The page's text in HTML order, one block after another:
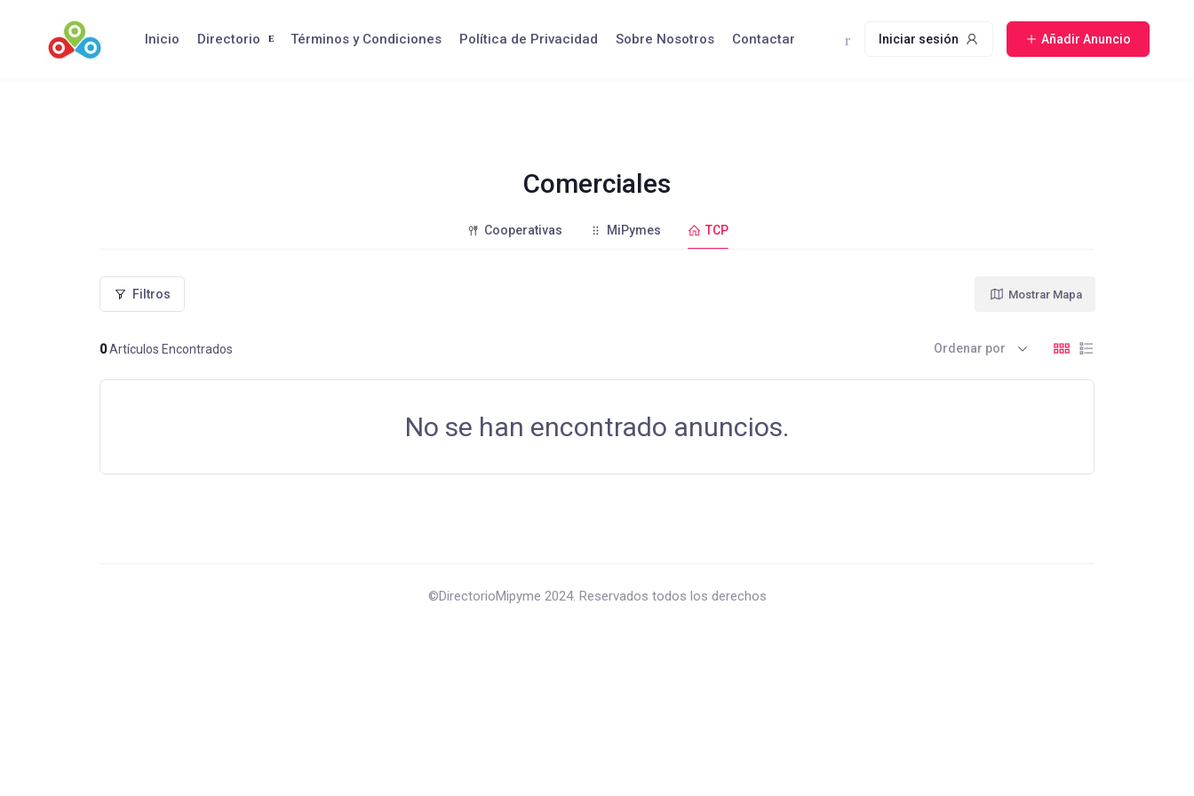
contenido
Inicio Directorio Términos y Condiciones Política de Privacidad Sobre Nosotros Contactar Iniciar sesión Añadir Anuncio
Comerciales
Cooperativas MiPymes TCP
Filtros
0Artículos Encontrados
Mostrar Mapa
Ordenar por
No se han encontrado anuncios.
©DirectorioMipyme 2024. Reservados todos los derechos